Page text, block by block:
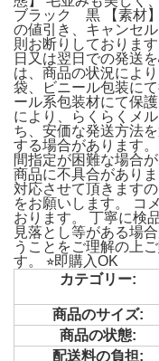
ブラック 黒 【素材
の値引き、キャンセ
則お断りしておりま
日又は翌日での発送
は、商品の状況によ
袋、ビニール包装に
ール系包装材にて保
により、らくらくメ
ち、安価な発送方法
する場合があります
間指定が困難な場合
商品に不具合があり
対応させて頂きます
をお願いします。 コ
おります。 丁寧に検
見落とし等がある場
うことをご理解の上
す。 ⭐︎即購入OK
カテゴリー:
商品のサイズ:
商品の状態:
配送料の負担: